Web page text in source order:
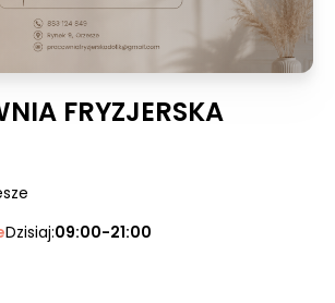
FRYZJERSKA
Dzisiaj:09:00-21:00